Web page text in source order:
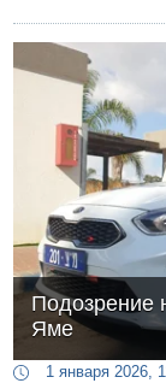
Подозрение
Яме
1 января 2026,